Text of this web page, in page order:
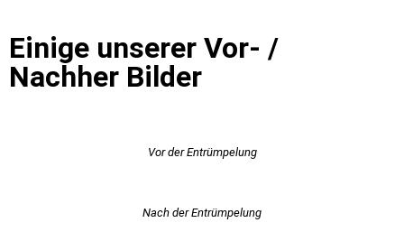
Einige unserer Vor- /
Nachher Bilder
Vor der Entrümpelung
Nach der Entrümpelung